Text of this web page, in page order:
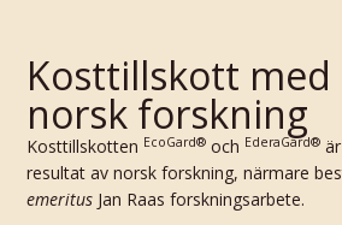
Kosttillskott
norsk forskning
Kosttillskotten EcoGard® och EderaGard®
resultat av norsk forskning, närmare
emeritus Jan Raas forskningsarbete.